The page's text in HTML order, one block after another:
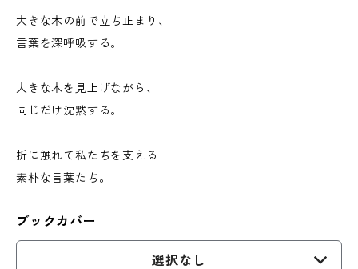
大きな木の前で立ち止まり、
言葉を深呼吸する。
大きな木を見上げながら、
同じだけ沈黙する。
折に触れて私たちを支える
素朴な言葉たち。
ブックカバー
選択なし